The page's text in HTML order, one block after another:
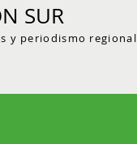
SUR
y periodismo regional